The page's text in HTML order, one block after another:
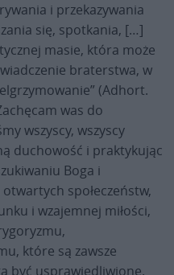
i przekazywania
się, spotkania, […]
masie, która może
braterstwa, w
(Adhort.
was do
wszyscy, wszyscy
duchowość i praktykując
Boga i
społeczeństw,
i wzajemnej miłości,
które są zawsze
być usprawiedliwione.